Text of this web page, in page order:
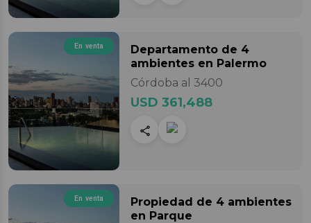
En venta Departamento de 4
ambientes en Palermo
Córdoba al 3400
USD 361,488
En venta Propiedad de 4 ambientes
en Parque